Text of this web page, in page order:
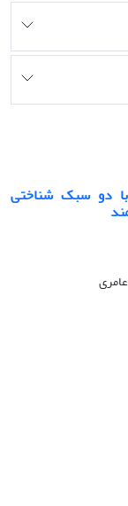
با دو سبک شناختی